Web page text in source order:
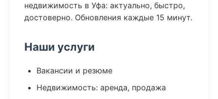
недвижимость в Уфа: актуально, быстро,
достоверно. Обновления каждые 15 минут.
Наши услуги
Вакансии и резюме
Недвижимость: аренда, продажа